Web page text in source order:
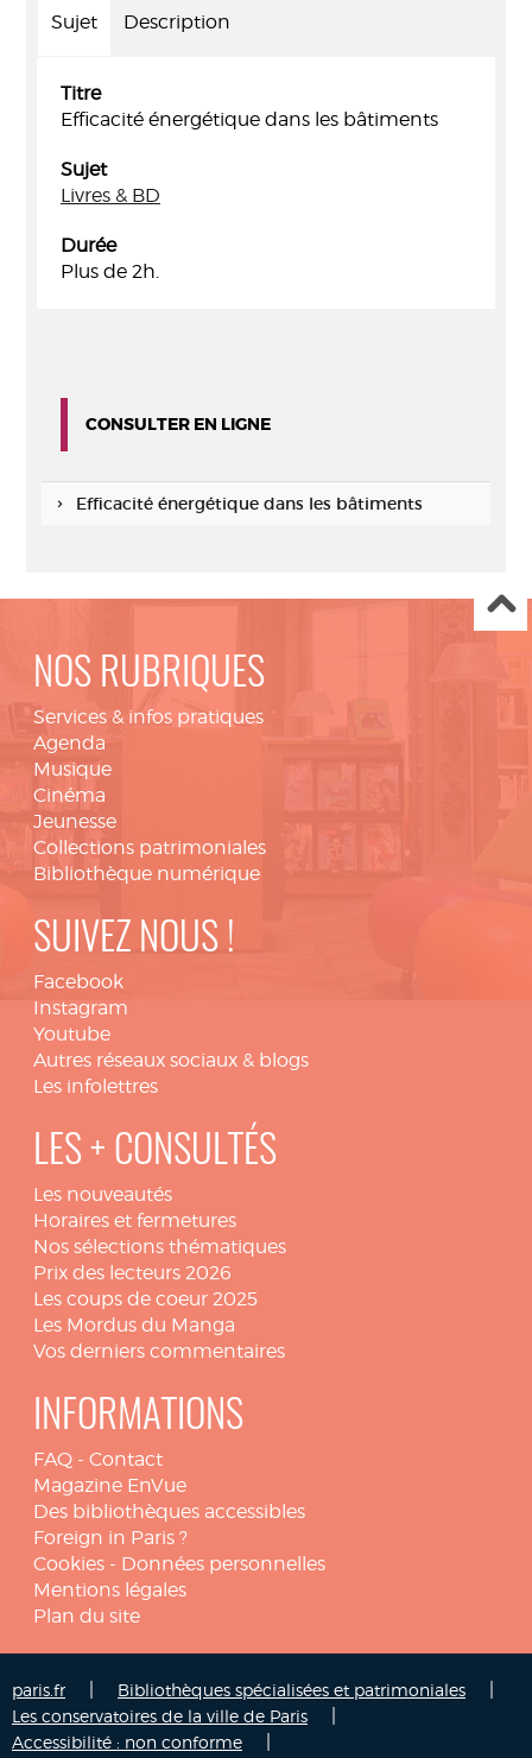
Sujet Description
Titre
Efficacité énergétique dans les bâtiments
Sujet
Livres & BD
Durée
Plus de 2h.
CONSULTER EN LIGNE
Efficacité énergétique dans les bâtiments
NOS RUBRIQUES
Services & infos pratiques
Agenda
Musique
Cinéma
Jeunesse
Collections patrimoniales
Bibliothèque numérique
SUIVEZ NOUS !
Facebook
Instagram
Youtube
Autres réseaux sociaux & blogs
Les infolettres
LES + CONSULTÉS
Les nouveautés
Horaires et fermetures
Nos sélections thématiques
Prix des lecteurs 2026
Les coups de coeur 2025
Les Mordus du Manga
Vos derniers commentaires
INFORMATIONS
FAQ - Contact
Magazine EnVue
Des bibliothèques accessibles
Foreign in Paris ?
Cookies - Données personnelles
Mentions légales
Plan du site
paris.fr Bibliothèques spécialisées et patrimoniales
Les conservatoires de la ville de Paris
Accessibilité : non conforme